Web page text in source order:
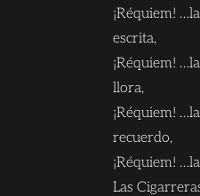
¡Réquiem!
escrita,
¡Réquiem!
llora,
¡Réquiem!
recuerdo,
¡Réquiem!
Las